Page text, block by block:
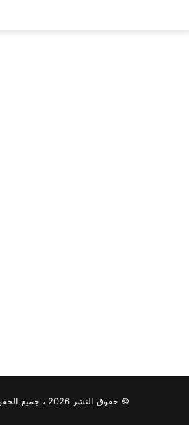
© حقوق النشر 2026 ، جميع الحقوق محفوظة |